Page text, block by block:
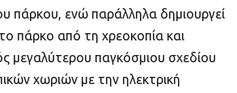
πάρκου, ενώ παράλληλα δημιουργεί
πάρκο από τη χρεοκοπία και
μεγαλύτερου παγκόσμιου σχεδίου
χωριών με την ηλεκτρική